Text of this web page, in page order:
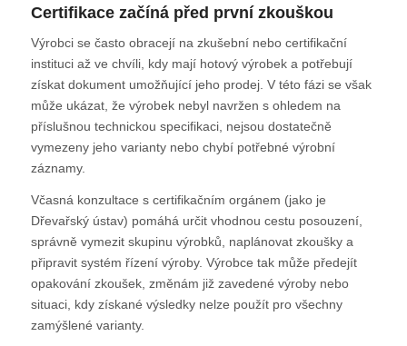
Certifikace začíná před první zkouškou
Výrobci se často obracejí na zkušební nebo certifikační
instituci až ve chvíli, kdy mají hotový výrobek a potřebují
získat dokument umožňující jeho prodej. V této fázi se však
může ukázat, že výrobek nebyl navržen s ohledem na
příslušnou technickou specifikaci, nejsou dostatečně
vymezeny jeho varianty nebo chybí potřebné výrobní
záznamy.
Včasná konzultace s certifikačním orgánem (jako je
Dřevařský ústav) pomáhá určit vhodnou cestu posouzení,
správně vymezit skupinu výrobků, naplánovat zkoušky a
připravit systém řízení výroby. Výrobce tak může předejít
opakování zkoušek, změnám již zavedené výroby nebo
situaci, kdy získané výsledky nelze použít pro všechny
zamýšlené varianty.